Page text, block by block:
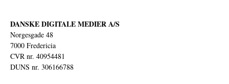
DANSKE DIGITALE MEDIER A/S
Norgesgade 48
7000 Fredericia
CVR nr. 40954481
DUNS nr. 306166788